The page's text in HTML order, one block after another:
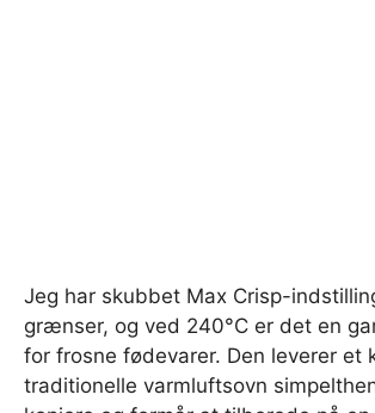
Jeg har skubbet Max Crisp-
grænser, og ved 240°C er det en
for frosne fødevarer. Den leverer et
traditionelle varmluftsovn